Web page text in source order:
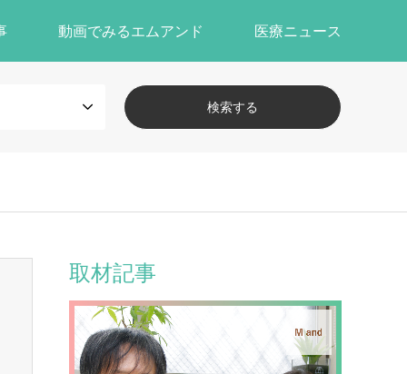
動画でみるエムアンド 医療ニュース
取材記事